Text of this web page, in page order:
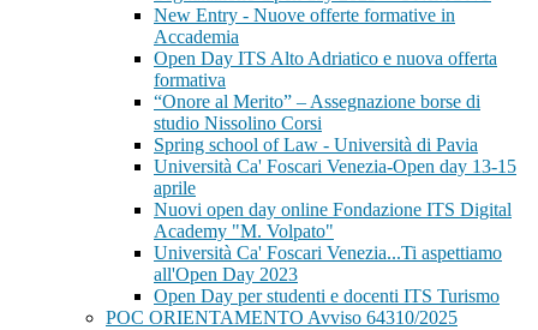
New Entry - Nuove offerte formative in
Accademia
Open Day ITS Alto Adriatico e nuova offerta
formativa
“Onore al Merito” – Assegnazione borse di
studio Nissolino Corsi
Spring school of Law - Università di Pavia
Università Ca' Foscari Venezia-Open day 13-15
aprile
Nuovi open day online Fondazione ITS Digital
Academy "M. Volpato"
Università Ca' Foscari Venezia...Ti aspettiamo
all'Open Day 2023
Open Day per studenti e docenti ITS Turismo
POC ORIENTAMENTO Avviso 64310/2025